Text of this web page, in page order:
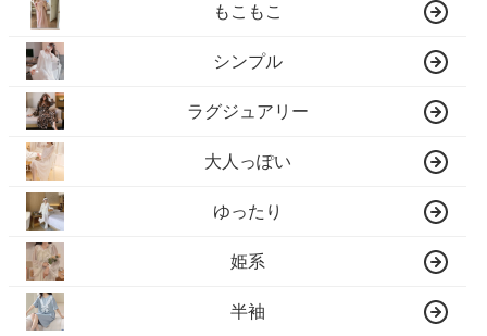
もこもこ
シンプル
ラグジュアリー
大人っぽい
ゆったり
姫系
半袖